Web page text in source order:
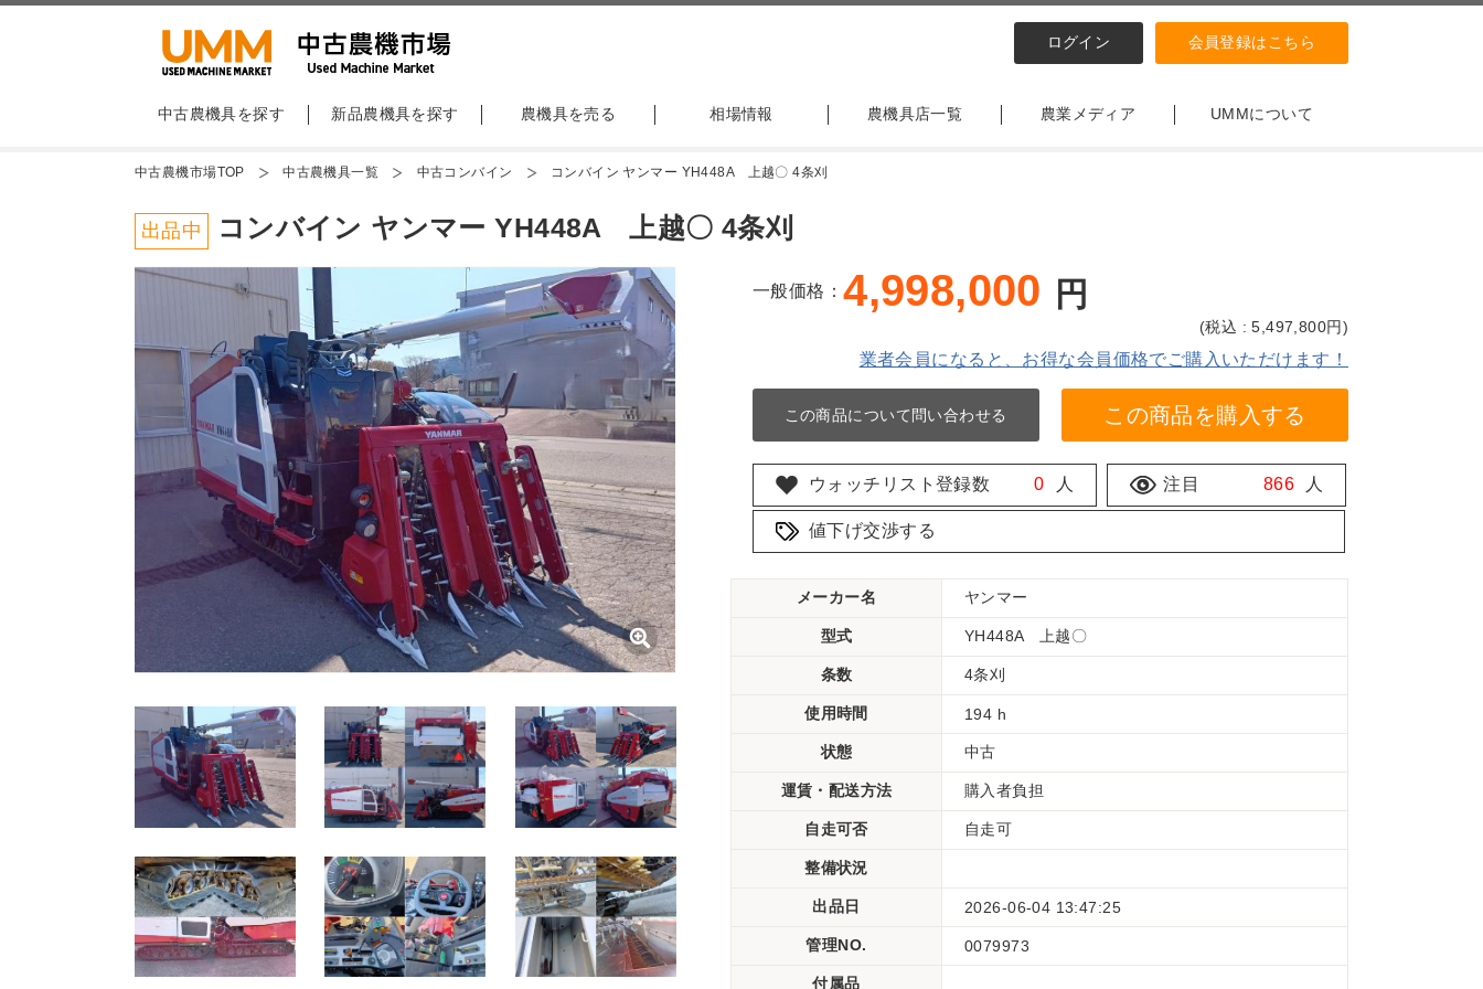
ログイン 会員登録はこちら
中古農機具を探す 新品農機具を探す 農機具を売る 相場情報 農機具店一覧 農業メディア UMMについて
中古農機市場TOP 中古農機具一覧 中古コンバイン コンバイン ヤンマー YH448A 上越〇 4条刈
出品中 コンバイン ヤンマー YH448A 上越〇 4条刈
一般価格：4,998,000 円
(税込 : 5,497,800円)
業者会員になると、お得な会員価格でご購入いただけます！
この商品について問い合わせる この商品を購入する
ウォッチリスト登録数 0 人 注目 866 人
値下げ交渉する
メーカー名 ヤンマー
型式 YH448A 上越〇
条数 4条刈
使用時間 194 h
状態 中古
運賃・配送方法 購入者負担
自走可否 自走可
整備状況
出品日 2026-06-04 13:47:25
管理NO. 0079973
付属品